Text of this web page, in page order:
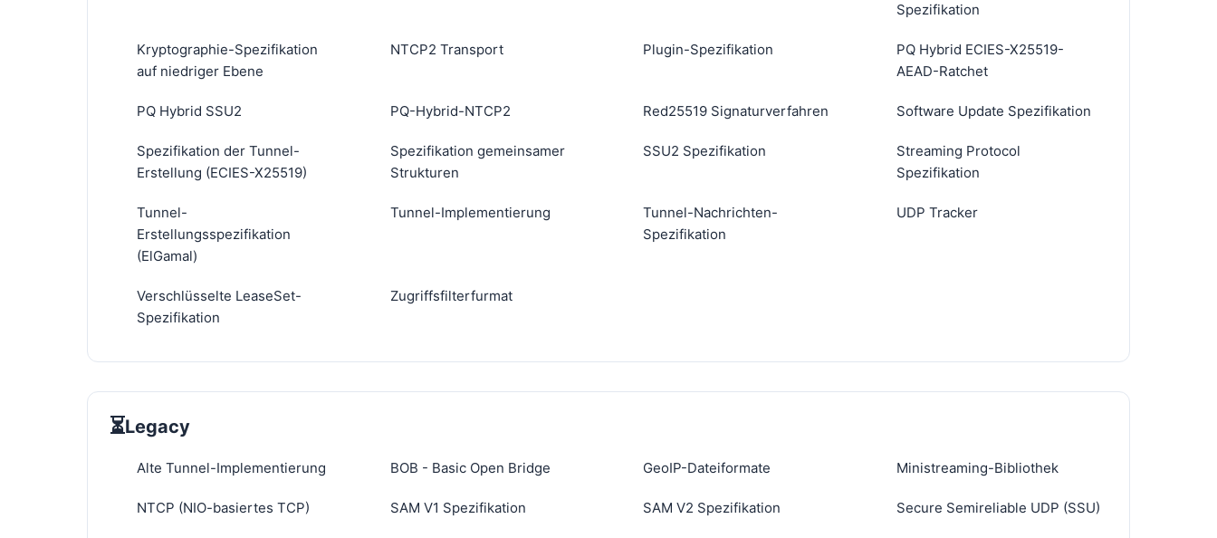
Spezifikation
Kryptographie-Spezifikation
auf niedriger Ebene
NTCP2 Transport Plugin-Spezifikation
PQ Hybrid ECIES-X25519-
AEAD-Ratchet
PQ Hybrid SSU2 PQ-Hybrid-NTCP2 Red25519 Signaturverfahren Software Update Spezifikation
Spezifikation der Tunnel-
Erstellung (ECIES-X25519)
Spezifikation gemeinsamer
Strukturen
SSU2 Spezifikation
Streaming Protocol
Spezifikation
Tunnel-
Erstellungsspezifikation
(ElGamal)
Tunnel-Implementierung
Tunnel-Nachrichten-
Spezifikation
UDP Tracker
Verschlüsselte LeaseSet-
Spezifikation
Zugriffsfilterfurmat
⏳Legacy
Alte Tunnel-Implementierung BOB - Basic Open Bridge GeoIP-Dateiformate Ministreaming-Bibliothek
NTCP (NIO-basiertes TCP) SAM V1 Spezifikation SAM V2 Spezifikation Secure Semireliable UDP (SSU)